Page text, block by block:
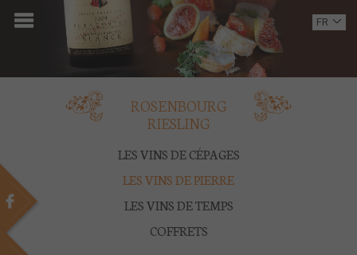
ACCUEIL
DOMAINE
VINS
MULTIMEDIA
FR
ROSENBOURG
RIESLING
LES VINS DE CÉPAGES
LES VINS DE PIERRE
LES VINS DE TEMPS
COFFRETS